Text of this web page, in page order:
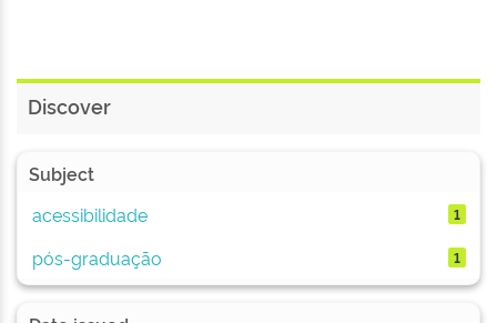
Discover
Subject
acessibilidade
1
pós-graduação 1